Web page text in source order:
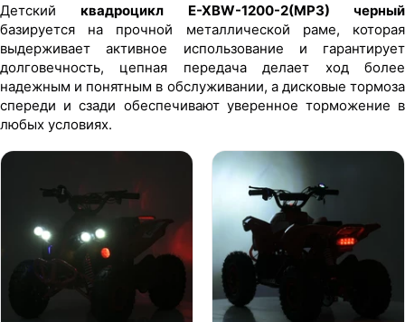
Детскийквадроцикл E-XBW-1200-2(MP3) черный
базируется на прочной металлической раме, которая
выдерживает активное использование и гарантирует
долговечность, цепная передача делает ход более
надежным и понятным в обслуживании, а дисковые тормоза
спереди и сзади обеспечивают уверенное торможение в
любых условиях.